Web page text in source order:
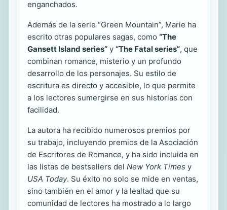
enganchados.
Además de la serie “Green Mountain”, Marie ha
escrito otras populares sagas, como “The
Gansett Island series” y “The Fatal series”, que
combinan romance, misterio y un profundo
desarrollo de los personajes. Su estilo de
escritura es directo y accesible, lo que permite
a los lectores sumergirse en sus historias con
facilidad.
La autora ha recibido numerosos premios por
su trabajo, incluyendo premios de la Asociación
de Escritores de Romance, y ha sido incluida en
las listas de bestsellers del New York Times y
USA Today. Su éxito no solo se mide en ventas,
sino también en el amor y la lealtad que su
comunidad de lectores ha mostrado a lo largo